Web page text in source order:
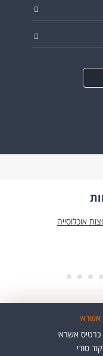
אשראי
אשראי
סודי